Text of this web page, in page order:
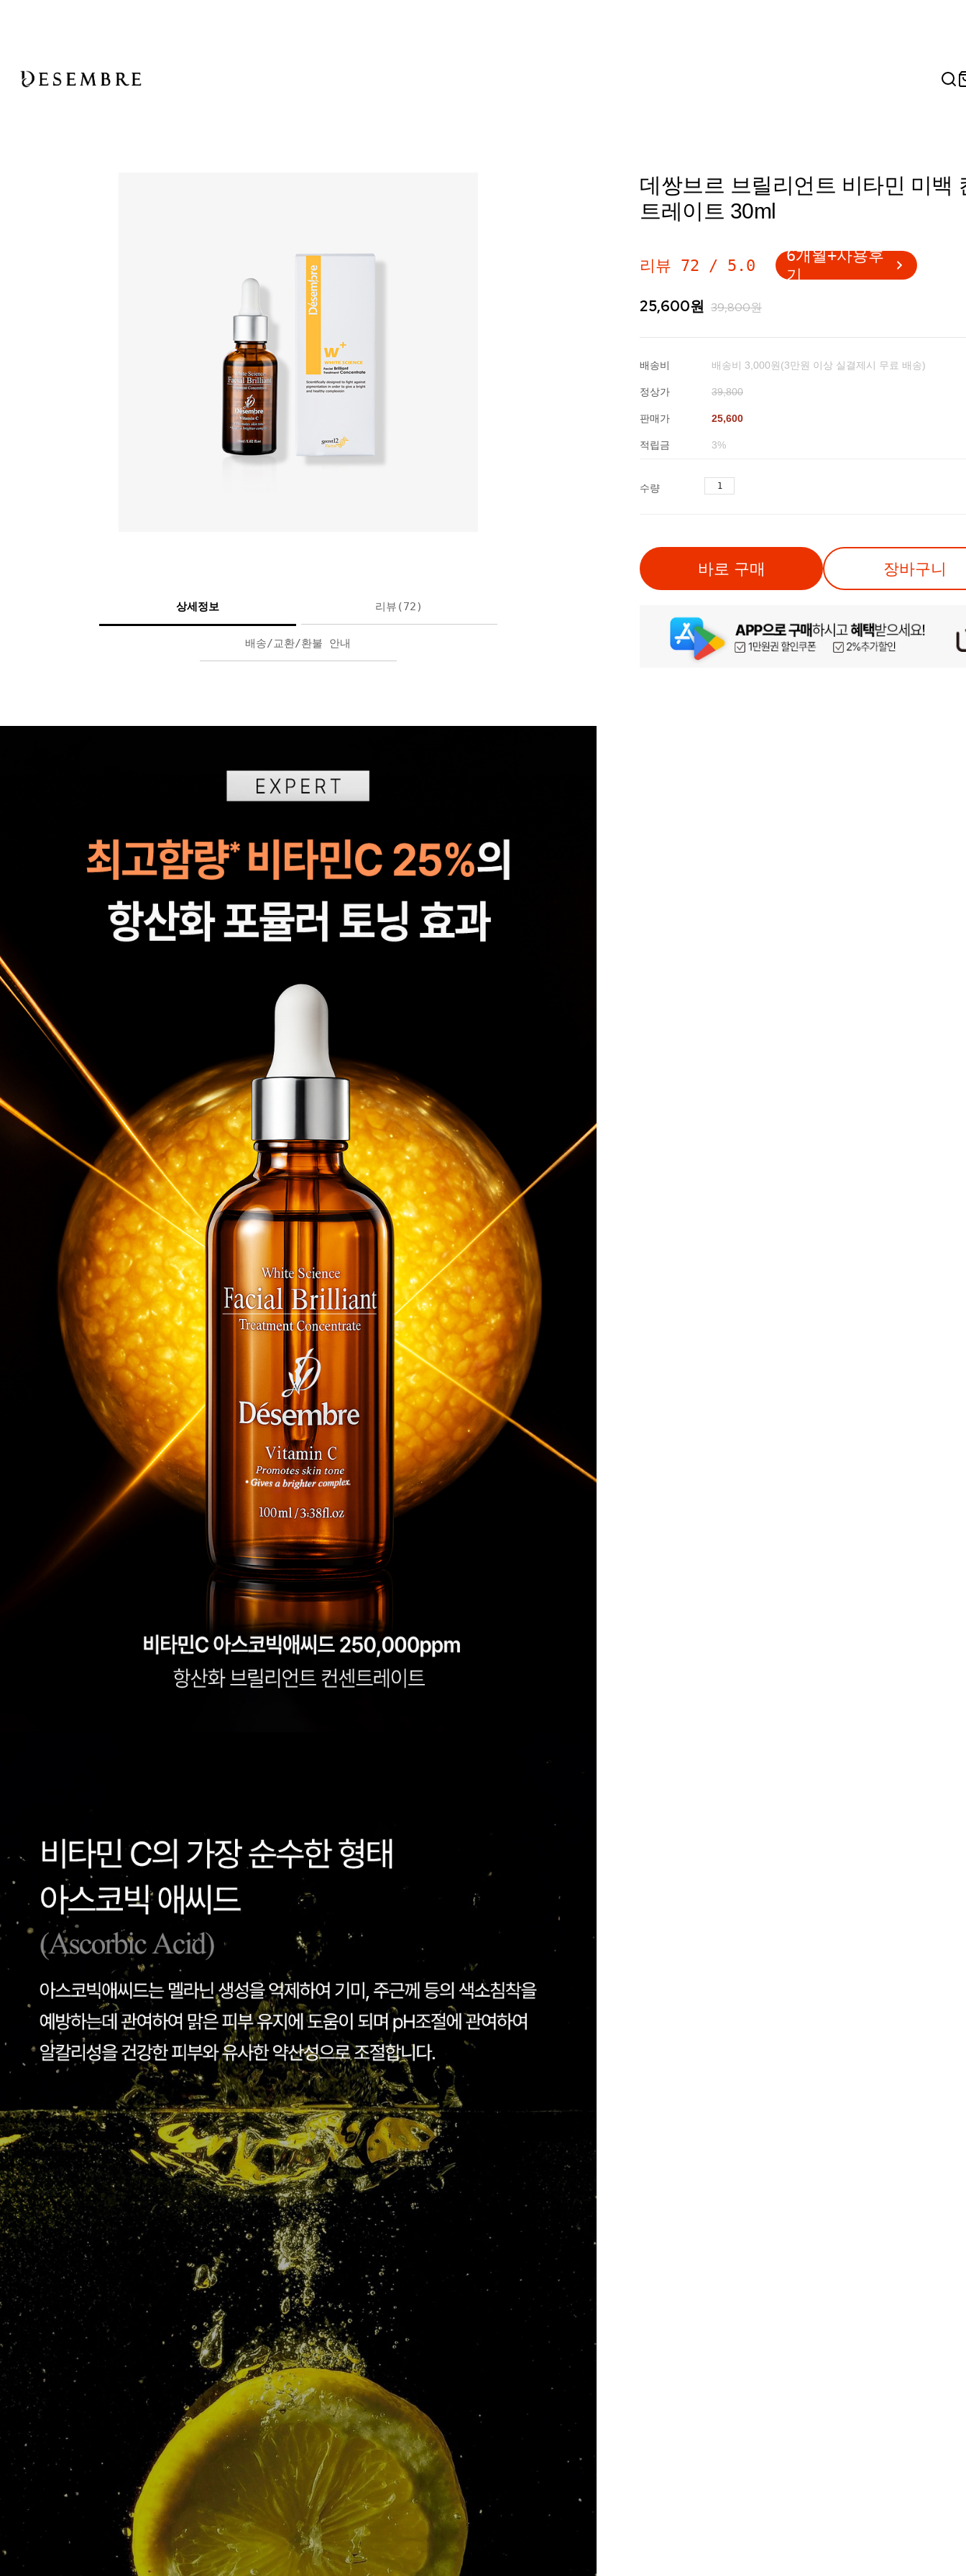
데쌍브르 브릴리언트 비타민 미백
트레이트 30ml
리뷰 72 / 5.0
6개월+사용후
기
25,600원 39,800원
배송비 배송비 3,000원(3만원 이상 실결제시 무료 배송)
정상가 39,800
판매가 25,600
적립금 3%
수량
바로 구매 장바구니
상세정보 리뷰(72)
배송/교환/환불 안내